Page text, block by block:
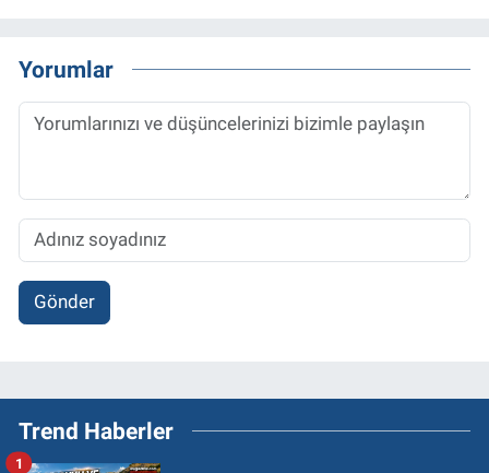
Yorumlar
Gönder
Trend Haberler
1